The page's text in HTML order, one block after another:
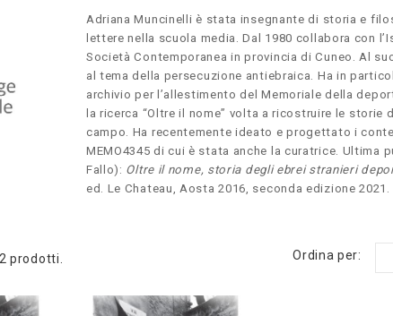
Adriana Muncinelliè stata insegnante di storia e
lettere nella scuola media. Dal 1980 collabora con
Società Contemporanea in provincia di Cuneo. Al
al tema della persecuzione antiebraica. Ha in
archivio per l’allestimento del Memoriale della
la ricerca “Oltre il nome” volta a ricostruire le storie
campo. Ha recentemente ideato e progettato i
MEMO4345 di cui è stata anche la curatrice. Ultima
Fallo): Oltre il nome, storia degli ebrei stranieri
ed. Le Chateau, Aosta 2016, seconda edizione 2021.
prodotti. Ordina per: